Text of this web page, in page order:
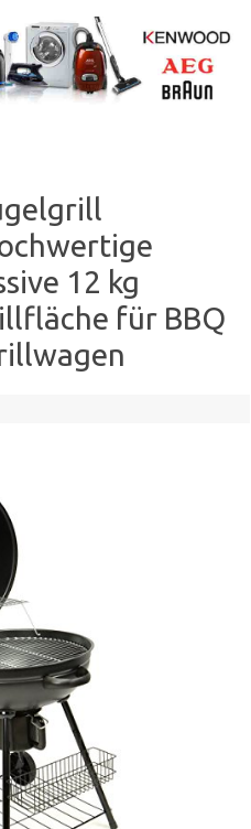
12 kg
für BBQ